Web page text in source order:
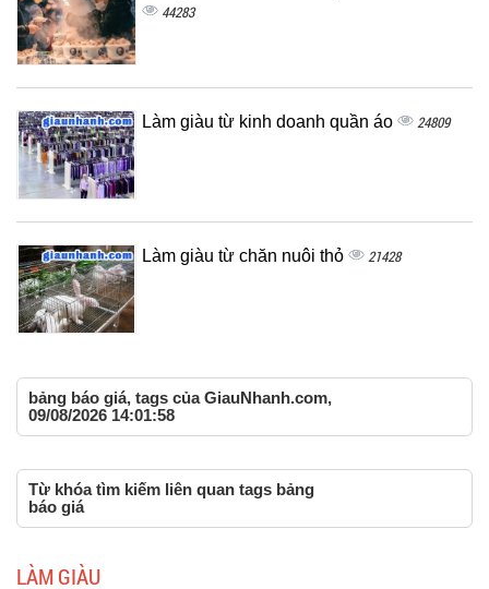
44283
Làm giàu từ kinh doanh quần áo 24809
Làm giàu từ chăn nuôi thỏ 21428
bảng báo giá, tags của GiauNhanh.com,
09/08/2026 14:01:58
Từ khóa tìm kiếm liên quan tags bảng
báo giá
LÀM GIÀU